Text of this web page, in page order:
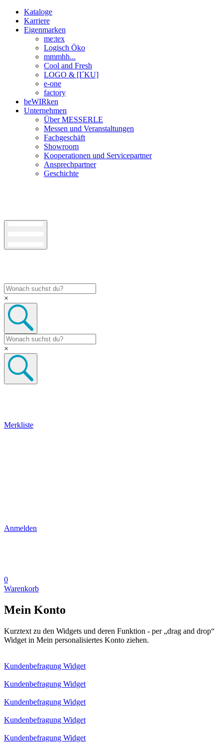
Kataloge
Karriere
Eigenmarken
me:tex
Logisch Öko
mmmhh...
Cool and Fresh
LOGO & [I´KU]
e-one
factory
beWIRken
Unternehmen
Über MESSERLE
Messen und Veranstaltungen
Fachgeschäft
Showroom
Kooperationen und Servicepartner
Ansprechpartner
Geschichte
×
×
Merkliste
Anmelden
0
Warenkorb
Mein Konto
Kurztext zu den Widgets und deren Funktion - per „drag and drop“
Widget in Mein personalisiertes Konto ziehen.
Kundenbefragung Widget
Kundenbefragung Widget
Kundenbefragung Widget
Kundenbefragung Widget
Kundenbefragung Widget